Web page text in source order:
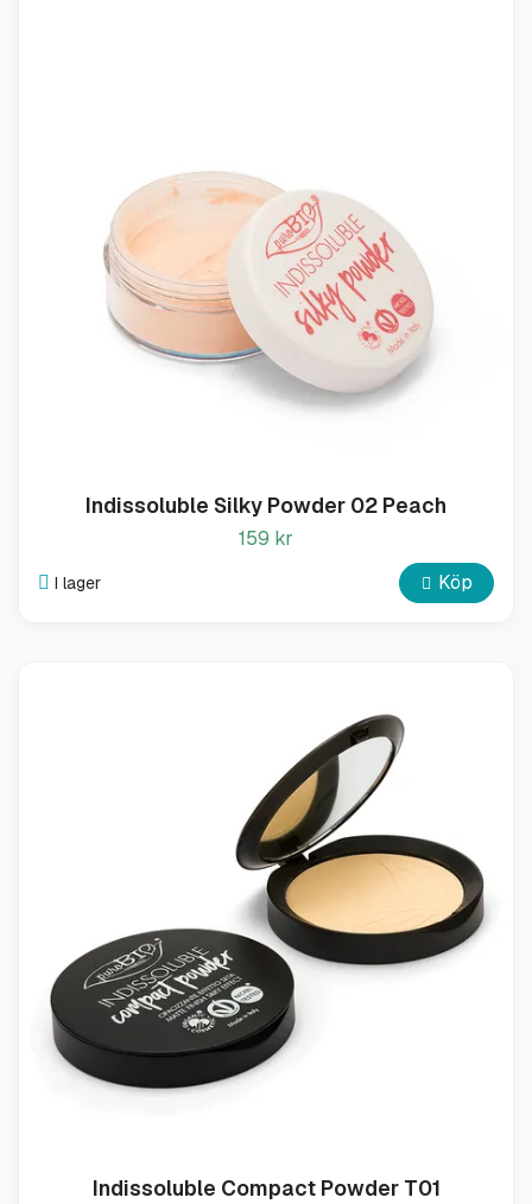
Indissoluble Silky Powder 02 Peach
159 kr
I lager Köp
Indissoluble Compact Powder T01